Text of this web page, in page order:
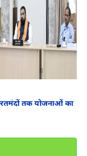
तक योजनाओं का